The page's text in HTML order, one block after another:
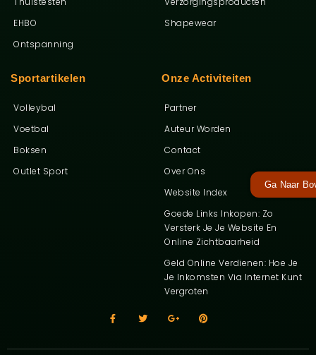
Ga Naar
Onze Activiteiten
Partner
Auteur Worden
Contact
Over Ons
Website Index
Goede Links Inkopen: Zo
Versterk Je Je Website En
Online Zichtbaarheid
Geld Online Verdienen: Hoe Je
Je Inkomsten Via Internet Kunt
Vergroten
Sportartikelen
Volleybal
Voetbal
Boksen
Outlet Sport
Shapewear
EHBO
Ontspanning